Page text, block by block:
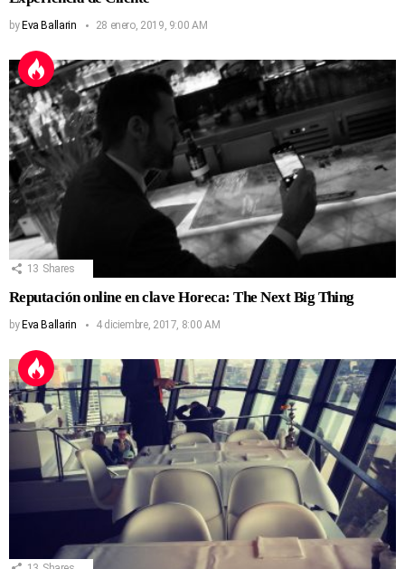
by Eva Ballarin 28 enero, 2019, 9:00 AM
13 Shares
Reputación online en clave Horeca: The Next Big Thing
by Eva Ballarin 4 diciembre, 2017, 8:00 AM